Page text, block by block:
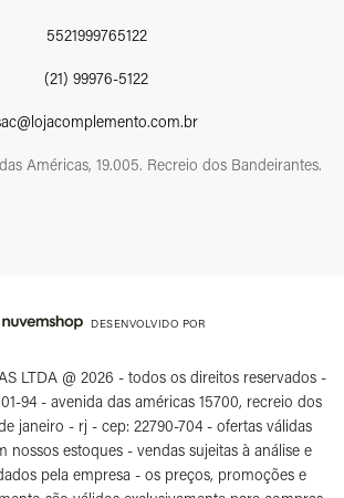
5521999765122
(21) 99976-5122
Américas, 19.005. Recreio dos Bandeirantes.
DESENVOLVIDO POR
LTDA @ 2026 - todos os direitos reservados -
94 - avenida das américas 15700, recreio dos
janeiro - rj - cep: 22790-704 - ofertas válidas
nossos estoques - vendas sujeitas à análise e
pela empresa - os preços, promoções e